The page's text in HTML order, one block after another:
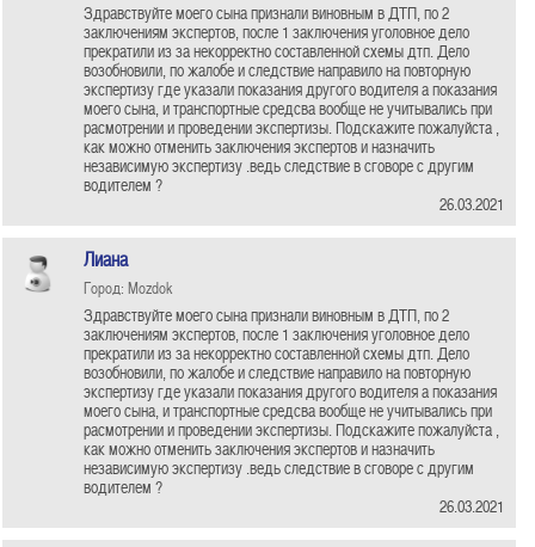
Здравствуйте моего сына признали виновным в ДТП, по 2
заключениям экспертов, после 1 заключения уголовное дело
прекратили из за некорректно составленной схемы дтп. Дело
возобновили, по жалобе и следствие направило на повторную
экспертизу где указали показания другого водителя а показания
моего сына, и транспортные средсва вообще не учитывались при
расмотрении и проведении экспертизы. Подскажите пожалуйста ,
как можно отменить заключения экспертов и назначить
независимую экспертизу .ведь следствие в сговоре с другим
водителем ?
26.03.2021
Лиана
Город: Mozdok
Здравствуйте моего сына признали виновным в ДТП, по 2
заключениям экспертов, после 1 заключения уголовное дело
прекратили из за некорректно составленной схемы дтп. Дело
возобновили, по жалобе и следствие направило на повторную
экспертизу где указали показания другого водителя а показания
моего сына, и транспортные средсва вообще не учитывались при
расмотрении и проведении экспертизы. Подскажите пожалуйста ,
как можно отменить заключения экспертов и назначить
независимую экспертизу .ведь следствие в сговоре с другим
водителем ?
26.03.2021